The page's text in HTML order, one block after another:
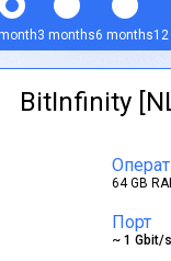
3 months6 months
BitInfinity
64 GB
Порт
~ 1